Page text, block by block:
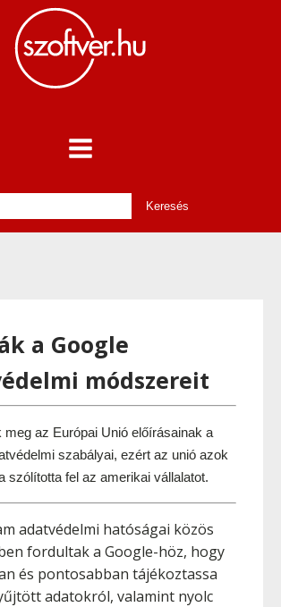
a Google
módszereit
meg az Európai Unió előírásainak a
szabályai, ezért az unió azok
szólította fel az amerikai vállalatot.
adatvédelmi hatóságai közös
fordultak a Google-höz, hogy
és pontosabban tájékoztassa
adatokról, valamint nyolc